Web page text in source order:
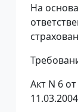
На
Акт N 6